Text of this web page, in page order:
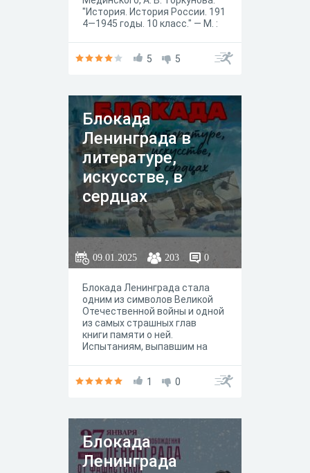
"История. История России. 191
4—1945 годы. 10 класс." — М. :
5 5
Блокада
Ленинграда в
литературе,
искусстве, в
сердцах
09.01.2025 203 0
Блокада Ленинграда стала
одним из символов Великой
Отечественной войны и одной
из самых страшных глав
книги памяти о ней.
Испытаниям, выпавшим на
посвящены многочисленные
1 0
Блокада
Ленинграда